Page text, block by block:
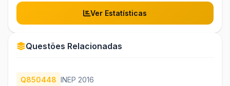
Ver Estatísticas
Questões Relacionadas
Q850448 INEP 2016